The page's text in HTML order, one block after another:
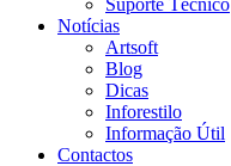
Notícias
Artsoft
Blog
Dicas
Inforestilo
Informação Útil
Contactos